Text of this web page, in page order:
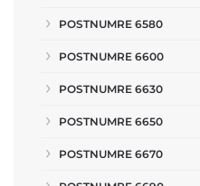
POSTNUMRE 6580
POSTNUMRE 6600
POSTNUMRE 6630
POSTNUMRE 6650
POSTNUMRE 6670